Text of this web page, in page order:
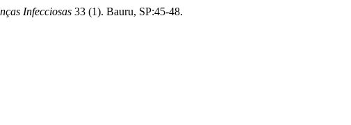
Infecciosas 33 (1). Bauru, SP:45-48.